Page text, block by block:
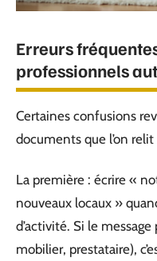
Erreurs
professionnels
Certaines confusions
documents que l’on
La première : écrire «
nouveaux locaux »
d’activité. Si le
mobilier, prestataire),